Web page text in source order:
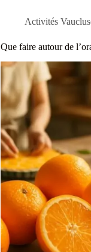
Activités
Que faire autour de